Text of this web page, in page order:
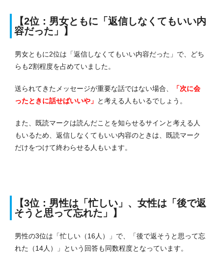
【2位：男女ともに「返信しなくてもいい内
容だった」】
男女ともに2位は「返信しなくてもいい内容だった」で、どち
らも2割程度を占めていました。
送られてきたメッセージが重要な話ではない場合、
「次に会
ったときに話せばいいや」 と考える人もいるでしょう。
また、既読マークは読んだことを知らせるサインと考える人
もいるため、返信しなくてもいい内容のときは、既読マーク
だけをつけて終わらせる人もいます。
【3位：男性は「忙しい」、女性は「後で返
そうと思って忘れた」】
男性の3位は「忙しい（16人）」で、「後で返そうと思って忘
れた（14人）」という回答も同数程度となっています。